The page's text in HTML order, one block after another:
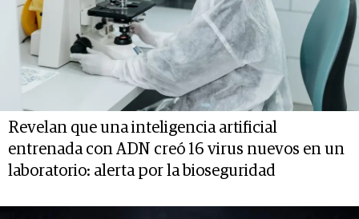
Revelan que una inteligencia artificial
entrenada con ADN creó 16 virus nuevos en un
laboratorio: alerta por la bioseguridad